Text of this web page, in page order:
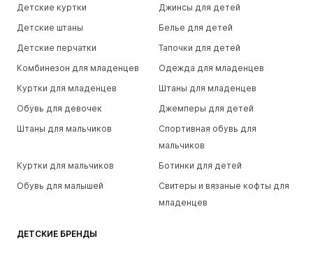
Детские куртки
Джинсы для детей
Детские штаны
Белье для детей
Детские перчатки
Тапочки для детей
Комбинезон для младенцев
Одежда для младенцев
Куртки для младенцев
Штаны для младенцев
Обувь для девочек
Джемперы для детей
Штаны для мальчиков
Спортивная обувь для
мальчиков
Куртки для мальчиков
Ботинки для детей
Обувь для малышей
Свитеры и вязаные кофты для
младенцев
ДЕТСКИЕ БРЕНДЫ